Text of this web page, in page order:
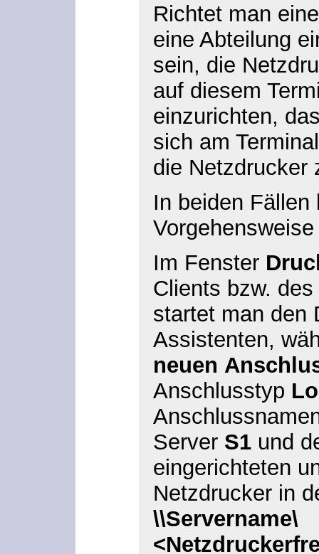
Richtet man
eine Abteilung
sein, die
auf diesem
einzurichten,
sich am
die Netzdrucker
In beiden
Im Fenster
Clients bzw.
startet man den
Assistenten,
neuen
Anschlusstyp
Server S1und
eingerichteten
Netzdrucker in
\\Servername\